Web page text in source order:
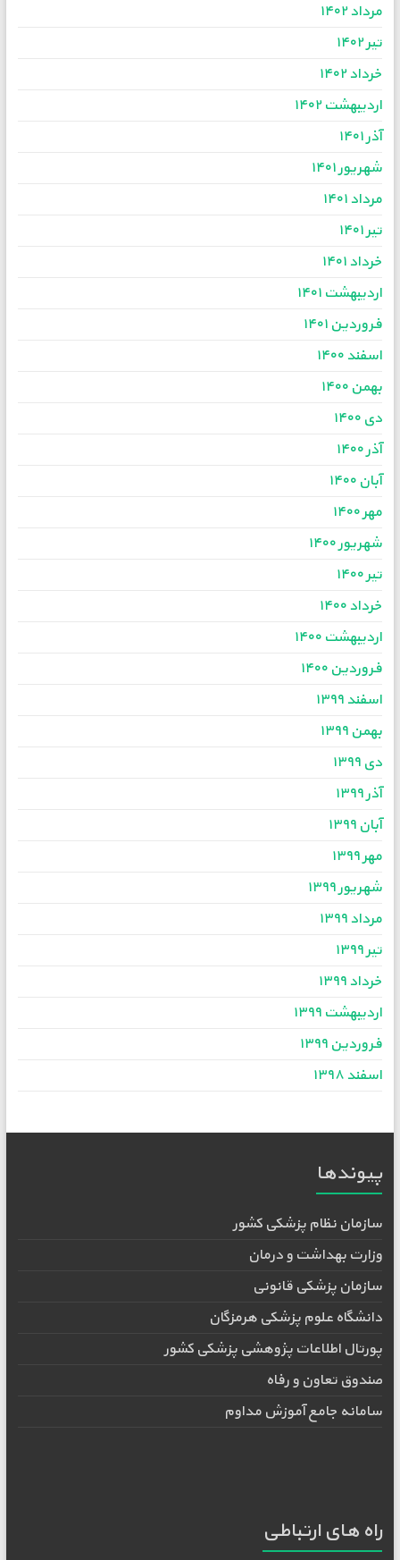
مرداد ۱۴۰۲
تیر ۱۴۰۲
خرداد ۱۴۰۲
اردیبهشت ۱۴۰۲
آذر ۱۴۰۱
شهریور ۱۴۰۱
مرداد ۱۴۰۱
تیر ۱۴۰۱
خرداد ۱۴۰۱
اردیبهشت ۱۴۰۱
فروردین ۱۴۰۱
اسفند ۱۴۰۰
بهمن ۱۴۰۰
دی ۱۴۰۰
آذر ۱۴۰۰
آبان ۱۴۰۰
مهر ۱۴۰۰
شهریور ۱۴۰۰
تیر ۱۴۰۰
خرداد ۱۴۰۰
اردیبهشت ۱۴۰۰
فروردین ۱۴۰۰
اسفند ۱۳۹۹
بهمن ۱۳۹۹
دی ۱۳۹۹
آذر ۱۳۹۹
آبان ۱۳۹۹
مهر ۱۳۹۹
شهریور ۱۳۹۹
مرداد ۱۳۹۹
تیر ۱۳۹۹
خرداد ۱۳۹۹
اردیبهشت ۱۳۹۹
فروردین ۱۳۹۹
اسفند ۱۳۹۸
پیوندها
سازمان نظام پزشکی کشور
وزارت بهداشت و درمان
سازمان پزشکی قانونی
دانشگاه علوم پزشکی هرمزگان
پورتال اطلاعات پژوهشی پزشکی کشور
صندوق تعاون و رفاه
سامانه جامع آموزش مداوم
راه های ارتباطی